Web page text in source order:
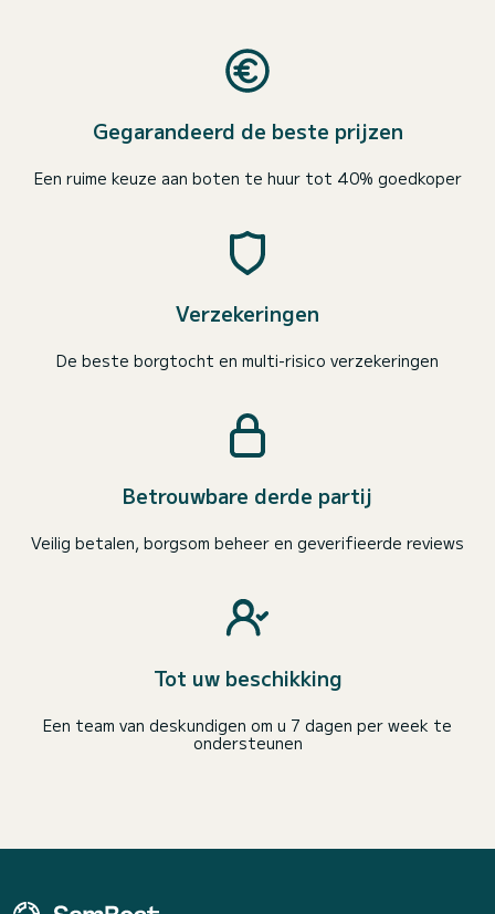
Gegarandeerd de beste prijzen
Een ruime keuze aan boten te huur tot 40% goedkoper
Verzekeringen
De beste borgtocht en multi-risico verzekeringen
Betrouwbare derde partij
Veilig betalen, borgsom beheer en geverifieerde reviews
Tot uw beschikking
Een team van deskundigen om u 7 dagen per week te
ondersteunen